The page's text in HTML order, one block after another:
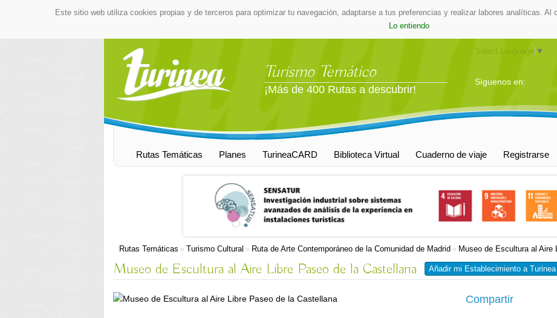
Este sitio web utiliza cookies propias y de terceros para optimizar tu navegación, adaptarse a tus preferencias y realizar labores analíticas.
Lo entiendo
Turismo Temático
¡Más de 400 Rutas a descubrir!
Select Language ▼
Síguenos en:
Rutas Temáticas Planes TurineaCARD Biblioteca Virtual Cuaderno de viaje Registrarse
Rutas Temáticas » Turismo Cultural » Ruta de Arte Contemporáneo de la Comunidad de Madrid » Museo de Escultura al Aire
Añadir mi Establecimiento a Turinea
Museo de Escultura al Aire Libre Paseo de la Castellana
Compartir